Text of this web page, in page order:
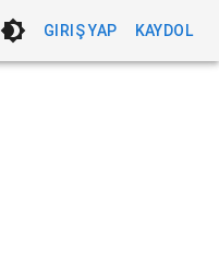
GIRIŞ YAP KAYDOL